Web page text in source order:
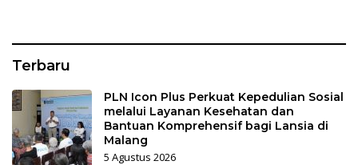
Terbaru
PLN Icon Plus Perkuat Kepedulian Sosial
melalui Layanan Kesehatan dan
Bantuan Komprehensif bagi Lansia di
Malang
5 Agustus 2026